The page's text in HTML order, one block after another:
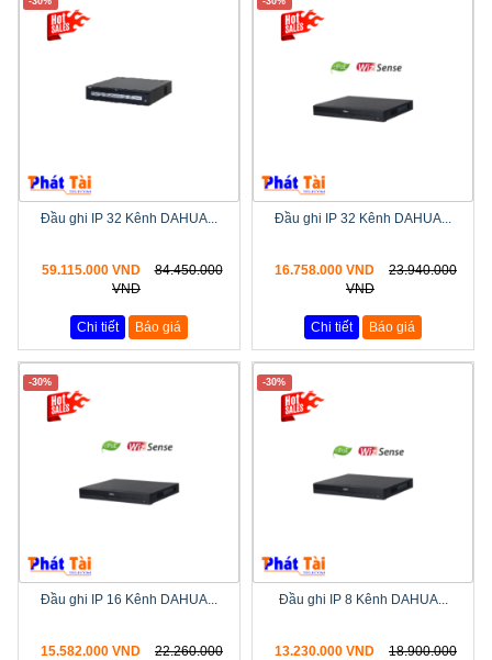
Đầu ghi IP 32 Kênh DAHUA...
59.115.000 VND
84.450.000
VND
Chi tiết Báo giá
Đầu ghi IP 32 Kênh DAHUA...
16.758.000 VND
23.940.000
VND
Chi tiết Báo giá
-30%
Đầu ghi IP 16 Kênh DAHUA...
15.582.000 VND
22.260.000
-30%
Đầu ghi IP 8 Kênh DAHUA...
13.230.000 VND
18.900.000